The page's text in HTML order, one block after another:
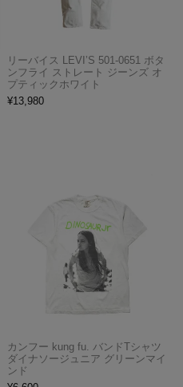
リーバイス LEVI’S 501-0651 ボタ
ンフライ ストレート ジーンズ オ
プティックホワイト
¥13,980
カンフー kung fu. バンドTシャツ
ダイナソージュニア グリーンマイ
ンド